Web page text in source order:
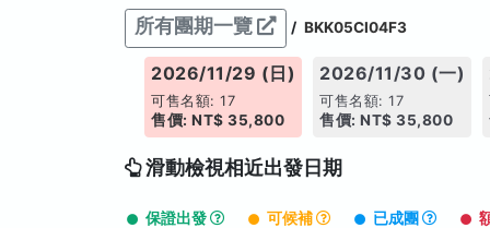
所有團期一覽 / BKK05CI04F3
2026/11/29 (日)
可售名額: 17
售價: NT$ 35,800
2026/11/30 (一)
可售名額: 17
售價: NT$ 35,800
滑動檢視相近出發日期
保證出發 可候補 已成團